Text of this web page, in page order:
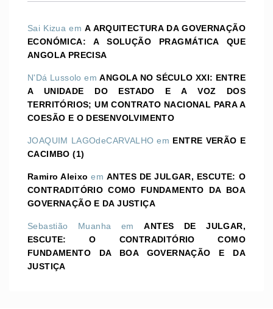
Sai Kizua emA ARQUITECTURA DA GOVERNAÇÃO
ECONÓMICA: A SOLUÇÃO PRAGMÁTICA QUE
ANGOLA PRECISA
N'Dá Lussolo emANGOLA NO SÉCULO XXI: ENTRE
A UNIDADE DO ESTADO E A VOZ DOS
TERRITÓRIOS; UM CONTRATO NACIONAL PARA A
COESÃO E O DESENVOLVIMENTO
JOAQUIM LAGOdeCARVALHO em ENTRE VERÃO E
CACIMBO (1)
Ramiro Aleixo emANTES DE JULGAR, ESCUTE: O
CONTRADITÓRIO COMO FUNDAMENTO DA BOA
GOVERNAÇÃO E DA JUSTIÇA
Sebastião Muanha emANTES DE JULGAR,
ESCUTE: O CONTRADITÓRIO COMO
FUNDAMENTO DA BOA GOVERNAÇÃO E DA
JUSTIÇA